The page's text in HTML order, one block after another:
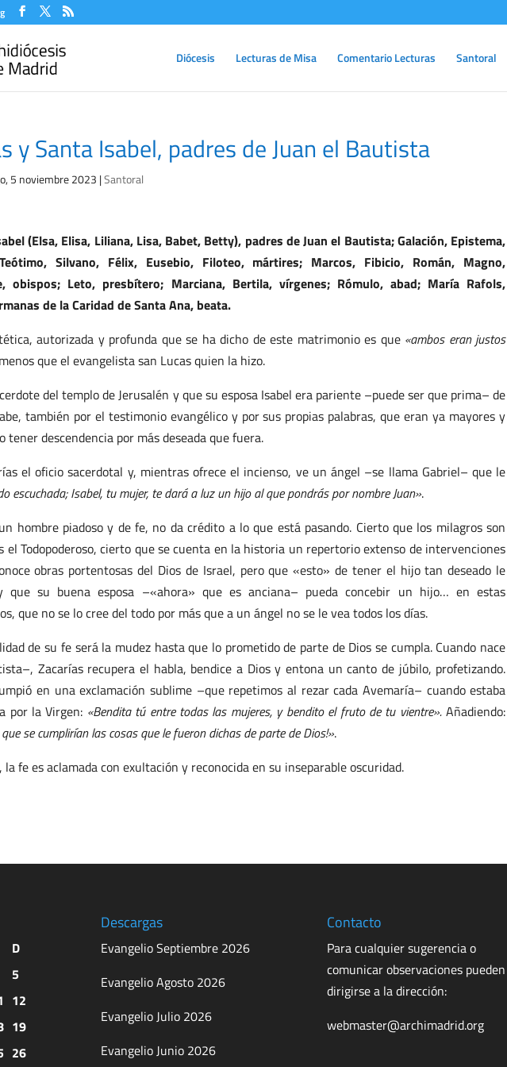
Diócesis Lecturas de Misa Comentario Lecturas Santoral
y Santa Isabel, padres de Juan el Bautista
5 noviembre 2023 |Santoral
(Elsa, Elisa, Liliana, Lisa, Babet, Betty), padres de Juan el Bautista; Galación, Epistema,
Silvano, Félix, Eusebio, Filoteo, mártires; Marcos, Fibicio, Román, Magno,
obispos; Leto, presbítero; Marciana, Bertila, vírgenes; Rómulo, abad; María Rafols,
de la Caridad de Santa Ana, beata.
autorizada y profunda que se ha dicho de este matrimonio es que «ambos eran justos
que el evangelista san Lucas quien la hizo.
del templo de Jerusalén y que su esposa Isabel era pariente –puede ser que prima– de
también por el testimonio evangélico y por sus propias palabras, que eran ya mayores y
tener descendencia por más deseada que fuera.
el oficio sacerdotal y, mientras ofrece el incienso, ve un ángel –se llama Gabriel– que le
escuchada; Isabel, tu mujer, te dará a luz un hijo al que pondrás por nombre Juan».
hombre piadoso y de fe, no da crédito a lo que está pasando. Cierto que los milagros son
el Todopoderoso, cierto que se cuenta en la historia un repertorio extenso de intervenciones
obras portentosas del Dios de Israel, pero que «esto» de tener el hijo tan deseado le
que su buena esposa –«ahora» que es anciana– pueda concebir un hijo… en estas
que no se lo cree del todo por más que a un ángel no se le vea todos los días.
de su fe será la mudez hasta que lo prometido de parte de Dios se cumpla. Cuando nace
Zacarías recupera el habla, bendice a Dios y entona un canto de júbilo, profetizando.
en una exclamación sublime –que repetimos al rezar cada Avemaría– cuando estaba
por la Virgen: «Bendita tú entre todas las mujeres, y bendito el fruto de tu vientre».Añadiendo:
que se cumplirían las cosas que le fueron dichas de parte de Dios!».
la fe es aclamada con exultación y reconocida en su inseparable oscuridad.
D
5
12
19
26
Descargas
Evangelio Septiembre 2026
Evangelio Agosto 2026
Evangelio Julio 2026
Evangelio Junio 2026
Contacto
Para cualquier sugerencia o
comunicar observaciones pueden
dirigirse a la dirección:
webmaster@archimadrid.org